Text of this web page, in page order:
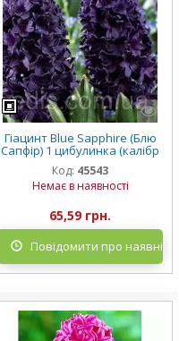
Гіацинт Blue Sapphire (Блю
Сапфір) 1 цибулинка (калібр
18/19 - дуже великий)
Код: 45543
Немає в наявності
65,59 грн.
Повідомити про